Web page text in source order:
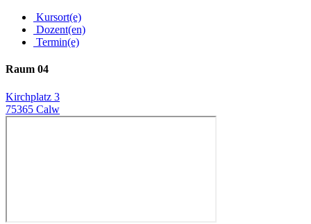
Kursort(e)
Dozent(en)
Termin(e)
Raum 04
Kirchplatz 3
75365 Calw